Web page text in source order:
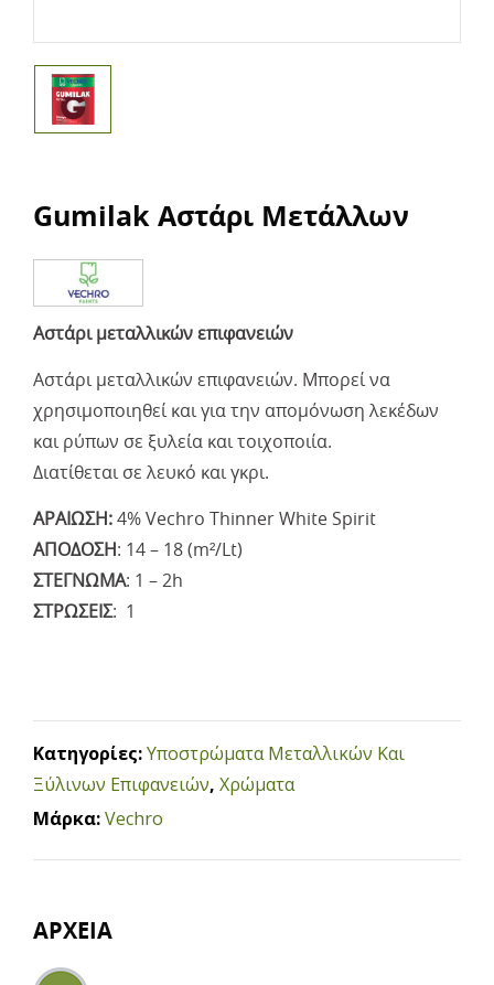
Gumilak Αστάρι Μετάλλων
Αστάρι μεταλλικών επιφανειών
Αστάρι μεταλλικών επιφανειών. Μπορεί να
χρησιμοποιηθεί και για την απομόνωση λεκέδων
και ρύπων σε ξυλεία και τοιχοποιία.
Διατίθεται σε λευκό και γκρι.
ΑΡΑΙΩΣΗ:4% Vechro Thinner White Spirit
ΑΠΟΔΟΣΗ: 14 – 18 (m²/Lt)
ΣΤΕΓΝΩΜΑ: 1 – 2h
ΣΤΡΩΣΕΙΣ: 1
Κατηγορίες:Υποστρώματα Μεταλλικών Και
Ξύλινων Επιφανειών, Χρώματα
Μάρκα:Vechro
ΑΡΧΕΙΑ